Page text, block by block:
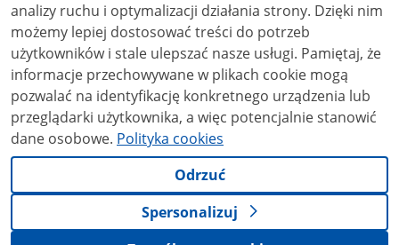
analizy ruchu i optymalizacji działania strony. Dzięki nim
możemy lepiej dostosować treści do potrzeb
użytkowników i stale ulepszać nasze usługi. Pamiętaj, że
informacje przechowywane w plikach cookie mogą
pozwalać na identyfikację konkretnego urządzenia lub
przeglądarki użytkownika, a więc potencjalnie stanowić
dane osobowe. Polityka cookies
Odrzuć
Spersonalizuj